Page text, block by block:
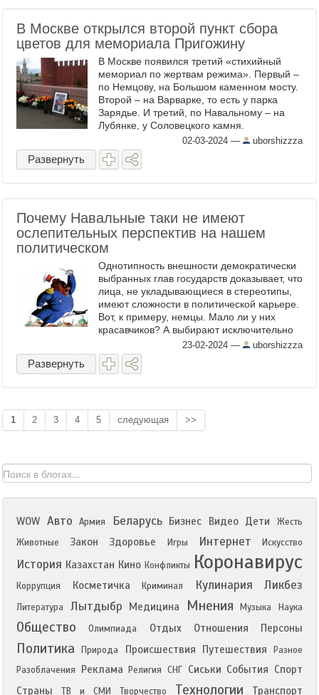
В Москве открылся второй пункт сбора
цветов для мемориала Пригожину
В Москве появился третий «стихийный
мемориал по жертвам режима». Первый –
по Немцову, на Большом каменном мосту.
Второй – на Варварке, то есть у парка
Зарядье. И третий, по Навальному – на
Лубянке, у Соловецкого камня.
Оказывается, у серьезных людей, которые
дежурят у мемориала ...
02-03-2024 — uborshizzza
Развернуть
Почему Навальные таки не имеют
ослепительных перспектив на нашем
политическом
Однотипность внешности демократически
выбранных глав государств доказывает, что
лица, не укладывающиеся в стереотипы,
имеют сложности в политической карьере.
Вот, к примеру, немцы. Мало ли у них
красавчиков? А выбирают исключительно
каких-то невзрачных потертых личностей.
А вот у ...
23-02-2024 — uborshizzza
Развернуть
1 2 3 4 5 следующая >>
WOW Авто Армия Беларусь Бизнес Видео Дети
Жесть
Животные
Закон Здоровье Игры Интернет Искусство
История Казахстан Кино Конфликты Коронавирус
Коррупция Косметичка Криминал Кулинария Ликбез
Литература Лытдыбр Медицина Мнения Музыка Наука
Общество Олимпиада Отдых Отношения Персоны
Политика Природа Происшествия Путешествия
Разное
Разоблачения
Реклама Религия СНГ Сиськи События Спорт
Страны
ТВ и СМИ Творчество Технологии Транспорт